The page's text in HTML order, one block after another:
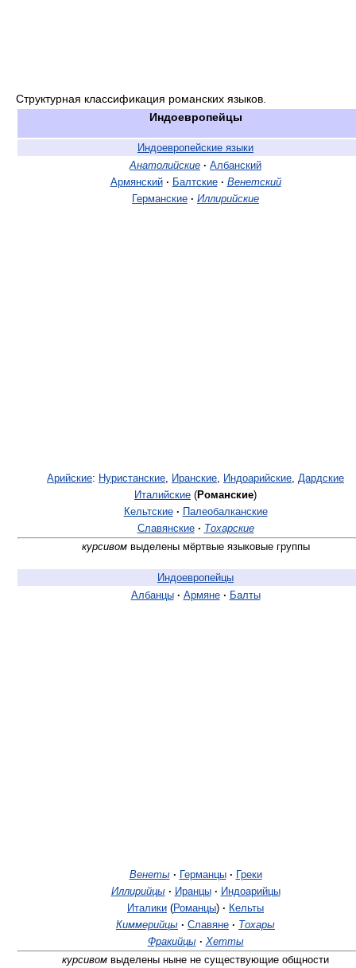
Структурная классификация романских языков.
Индоевропейцы
Индоевропейские языки
Анатолийские · Албанский
Армянский· Балтские· Венетский
Германские · Иллирийские
Арийские: Нуристанские Иранские Индоарийские
Дардские
Италийские (Романские)
Кельтские· Палеобалканские
Славянские· Тохарские
курсивомвыделены мёртвые языковые группы
Индоевропейцы
Албанцы· Армяне· Балты
Венеты· Германцы· Греки
Иллирийцы· Иранцы· Индоарийцы
Италики (Романцы) · Кельты
Киммерийцы · Славяне · Тохары
Фракийцы· Хетты
курсивом выделены ныне не существующие общности